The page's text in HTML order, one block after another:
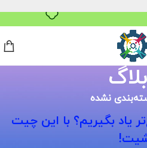
نشده
یاد بگیریم؟ با این چیت